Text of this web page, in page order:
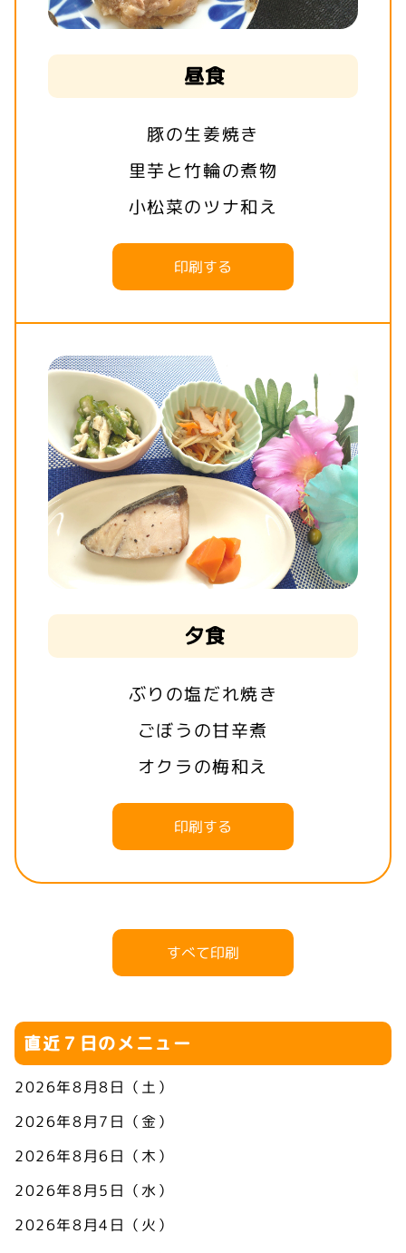
昼食
豚の生姜焼き
里芋と竹輪の煮物
小松菜のツナ和え
印刷する
夕食
ぶりの塩だれ焼き
ごぼうの甘辛煮
オクラの梅和え
印刷する
すべて印刷
直近７日のメニュー
2026年8月8日（土）
2026年8月7日（金）
2026年8月6日（木）
2026年8月5日（水）
2026年8月4日（火）